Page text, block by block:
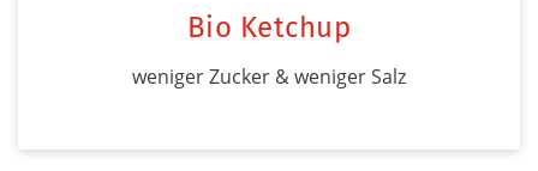
Bio Ketchup
weniger Zucker & weniger Salz